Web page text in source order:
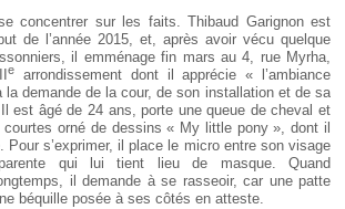
concentrer sur les faits. Thibaud Garignon est
de l’année 2015, et, après avoir vécu quelque
il emménage fin mars au 4, rue Myrha,
e
arrondissement dont il apprécie « l’ambiance
demande de la cour, de son installation et de sa
est âgé de 24 ans, porte une queue de cheval et
orné de dessins « My little pony », dont il
Pour s’exprimer, il place le micro entre son visage
qui lui tient lieu de masque. Quand
il demande à se rasseoir, car une patte
béquille posée à ses côtés en atteste.